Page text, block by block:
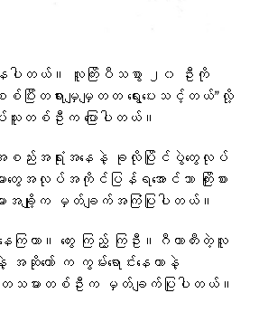
ေပါတယ်။ လူကြိးပီသစွာ ၂၀ ဦးကို
ြီးတရားမျှမျှတတ ရွေးပေးသင့်တယ်”လို့
စ်ဦးက ပြောပါတယ်။
ည်းအရုံးအနေနဲ့ ခုလိုပြိုင်ပွဲတွေလုပ်
ေအလုပ်အကိုင်ပြန်ရအောင်သာ ကြိုးစား
ချို့က မှတ်ချက်အကြံပြုပါတယ်။
ကြတာ။ တွေး ကြည့် ကြဦး။ဂီတာတီးတဲ့လူ
အဆိုတော် က ကွမ်းရောင်းနေတာနဲ့
တသမားတစ်ဦးက မှတ်ချက်ပြုပါတယ်။